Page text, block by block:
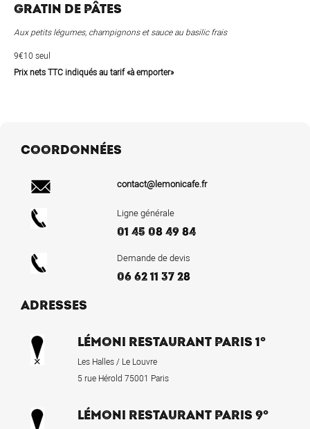
GRATIN DE PÂTES
Aux petits légumes, champignons et sauce au basilic frais
9€10 seul
Prix nets TTC indiqués au tarif «à emporter»
COORDONNÉES
contact@lemonicafe.fr
Ligne générale
01 45 08 49 84
Demande de devis
06 62 11 37 28
ADRESSES
LÉMONI RESTAURANT PARIS 1°
Les Halles / Le Louvre
5 rue Hérold 75001 Paris
LÉMONI RESTAURANT PARIS 9°